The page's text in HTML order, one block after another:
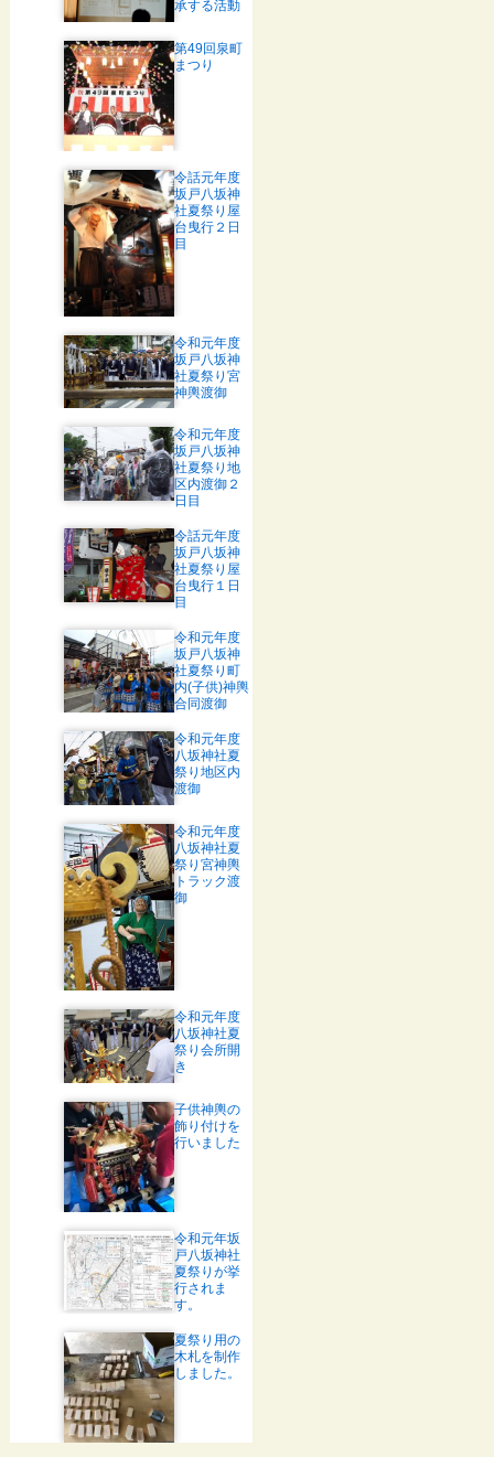
承する活動
第49回泉町
まつり
令話元年度
坂戸八坂神
社夏祭り屋
台曳行２日
目
令和元年度
坂戸八坂神
社夏祭り宮
神輿渡御
令和元年度
坂戸八坂神
社夏祭り地
区内渡御２
日目
令話元年度
坂戸八坂神
社夏祭り屋
台曳行１日
目
令和元年度
坂戸八坂神
社夏祭り町
内(子供)神輿
合同渡御
令和元年度
八坂神社夏
祭り地区内
渡御
令和元年度
八坂神社夏
祭り宮神輿
トラック渡
御
令和元年度
八坂神社夏
祭り会所開
き
子供神輿の
飾り付けを
行いました
令和元年坂
戸八坂神社
夏祭りが挙
行されま
す。
夏祭り用の
木札を制作
しました。